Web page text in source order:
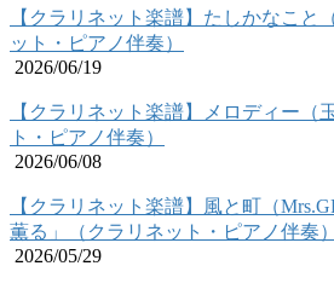
【クラリネット楽譜】たしかなこと
ット・ピアノ伴奏）
2026/06/19
【クラリネット楽譜】メロディー（
ト・ピアノ伴奏）
2026/06/08
【クラリネット楽譜】風と町（
薫る」（クラリネット・ピアノ伴奏）
2026/05/29